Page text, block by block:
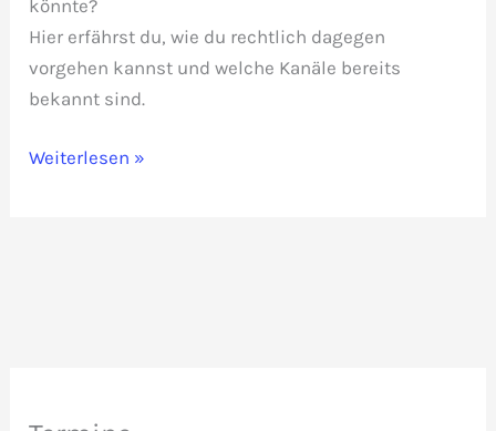
könnte?
Hier erfährst du, wie du rechtlich dagegen
vorgehen kannst und welche Kanäle bereits
bekannt sind.
Illegales
Weiterlesen »